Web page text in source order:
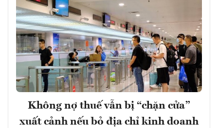
Không nợ thuế vẫn bị “chặn cửa”
xuất cảnh nếu bỏ địa chỉ kinh doanh